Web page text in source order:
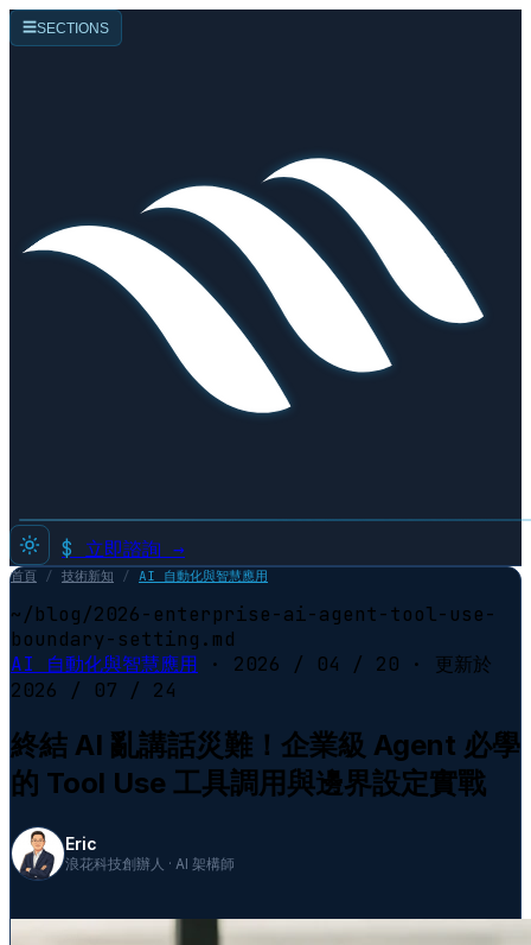
☰SECTIONS
$ 立即諮詢 →
首頁 / 技術新知 / AI 自動化與智慧應用
~/blog/2026-enterprise-ai-agent-tool-use-
boundary-setting.md
AI 自動化與智慧應用 · 2026 / 04 / 20
· 更新於
2026 / 07 / 24
終結 AI 亂講話災難！企業級 Agent 必學
的 Tool Use 工具調用與邊界設定實戰
Eric
浪花科技創辦人 · AI 架構師